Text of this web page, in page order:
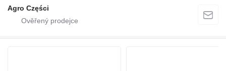
Agro Części